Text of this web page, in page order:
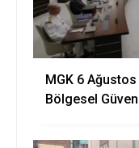
MGK 6 Ağustos
Bölgesel